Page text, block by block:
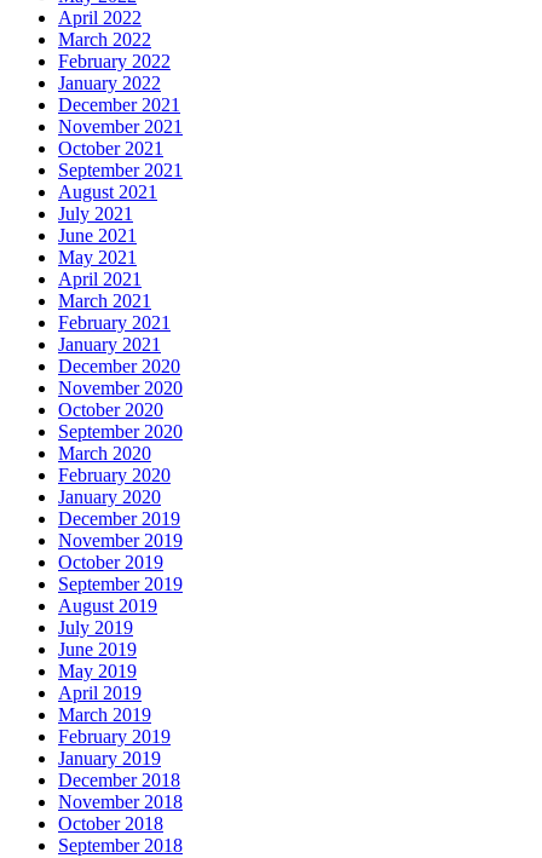
April 2022
March 2022
February 2022
January 2022
December 2021
November 2021
October 2021
September 2021
August 2021
July 2021
June 2021
May 2021
April 2021
March 2021
February 2021
January 2021
December 2020
November 2020
October 2020
September 2020
March 2020
February 2020
January 2020
December 2019
November 2019
October 2019
September 2019
August 2019
July 2019
June 2019
May 2019
April 2019
March 2019
February 2019
January 2019
December 2018
November 2018
October 2018
September 2018